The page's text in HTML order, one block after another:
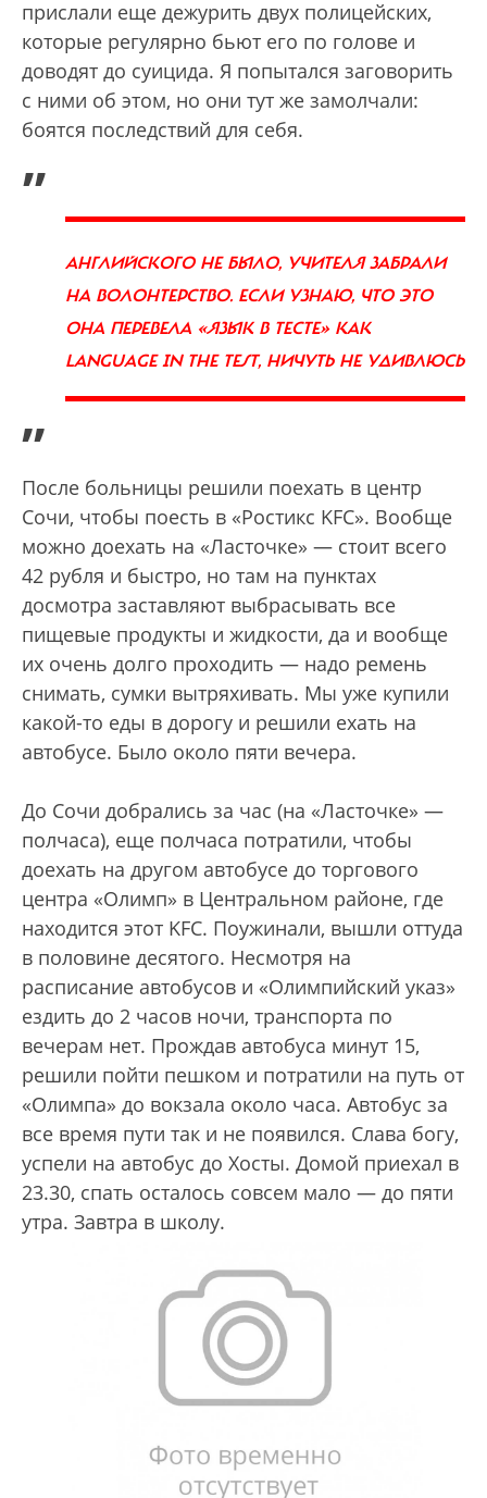
прислали еще дежурить двух полицейских,
которые регулярно бьют его по голове и
доводят до суицида. Я попытался заговорить
с ними об этом, но они тут же замолчали:
боятся последствий для себя.
„
АНГЛИЙСКОГО НЕ БЫЛО, УЧИТЕЛЯ ЗАБРАЛИ
НА ВОЛОНТЕРСТВО. ЕСЛИ УЗНАЮ, ЧТО ЭТО
ОНА ПЕРЕВЕЛА «ЯЗЫК В ТЕСТЕ» КАК
LANGUAGE IN THE TEST, НИЧУТЬ НЕ УДИВЛЮСЬ
”
После больницы решили поехать в центр
Сочи, чтобы поесть в «Ростикс KFC». Вообще
можно доехать на «Ласточке» — стоит всего
42 рубля и быстро, но там на пунктах
досмотра заставляют выбрасывать все
пищевые продукты и жидкости, да и вообще
их очень долго проходить — надо ремень
снимать, сумки вытряхивать. Мы уже купили
какой-то еды в дорогу и решили ехать на
автобусе. Было около пяти вечера.
До Сочи добрались за час (на «Ласточке» —
полчаса), еще полчаса потратили, чтобы
доехать на другом автобусе до торгового
центра «Олимп» в Центральном районе, где
находится этот KFC. Поужинали, вышли оттуда
в половине десятого. Несмотря на
расписание автобусов и «Олимпийский указ»
ездить до 2 часов ночи, транспорта по
вечерам нет. Прождав автобуса минут 15,
решили пойти пешком и потратили на путь от
«Олимпа» до вокзала около часа. Автобус за
все время пути так и не появился. Слава богу,
успели на автобус до Хосты. Домой приехал в
23.30, спать осталось совсем мало — до пяти
утра. Завтра в школу.